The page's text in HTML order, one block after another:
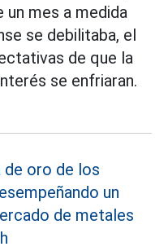
un mes a medida
se debilitaba, el
de que la
se enfriaran.